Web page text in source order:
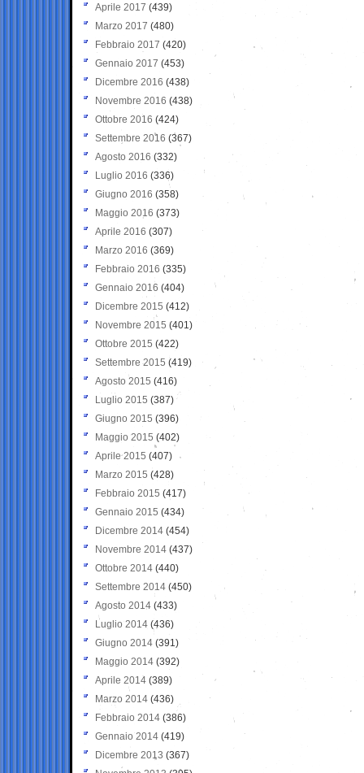
Aprile 2017 (439)
Marzo 2017 (480)
Febbraio 2017 (420)
Gennaio 2017 (453)
Dicembre 2016 (438)
Novembre 2016 (438)
Ottobre 2016 (424)
Settembre 2016 (367)
Agosto 2016 (332)
Luglio 2016 (336)
Giugno 2016 (358)
Maggio 2016 (373)
Aprile 2016 (307)
Marzo 2016 (369)
Febbraio 2016 (335)
Gennaio 2016 (404)
Dicembre 2015 (412)
Novembre 2015 (401)
Ottobre 2015 (422)
Settembre 2015 (419)
Agosto 2015 (416)
Luglio 2015 (387)
Giugno 2015 (396)
Maggio 2015 (402)
Aprile 2015 (407)
Marzo 2015 (428)
Febbraio 2015 (417)
Gennaio 2015 (434)
Dicembre 2014 (454)
Novembre 2014 (437)
Ottobre 2014 (440)
Settembre 2014 (450)
Agosto 2014 (433)
Luglio 2014 (436)
Giugno 2014 (391)
Maggio 2014 (392)
Aprile 2014 (389)
Marzo 2014 (436)
Febbraio 2014 (386)
Gennaio 2014 (419)
Dicembre 2013 (367)